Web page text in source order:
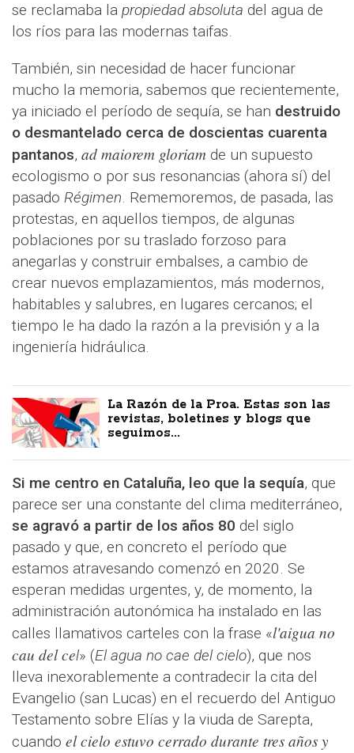
se reclamaba la propiedad absoluta del agua de
los ríos para las modernas taifas.
También, sin necesidad de hacer funcionar
mucho la memoria, sabemos que recientemente,
ya iniciado el período de sequía, se han destruido
o desmantelado cerca de doscientas cuarenta
pantanos, ad maiorem gloriam de un supuesto
ecologismo o por sus resonancias (ahora sí) del
pasado Régimen. Rememoremos, de pasada, las
protestas, en aquellos tiempos, de algunas
poblaciones por su traslado forzoso para
anegarlas y construir embalses, a cambio de
crear nuevos emplazamientos, más modernos,
habitables y salubres, en lugares cercanos; el
tiempo le ha dado la razón a la previsión y a la
ingeniería hidráulica.
La Razón de la Proa. Estas son las
revistas, boletines y blogs que
seguimos...
Si me centro en Cataluña, leo que la sequía, que
parece ser una constante del clima mediterráneo,
se agravó a partir de los años 80 del siglo
pasado y que, en concreto el período que
estamos atravesando comenzó en 2020. Se
esperan medidas urgentes, y, de momento, la
administración autonómica ha instalado en las
calles llamativos carteles con la frase «l'aigua no
cau del cel» (El agua no cae del cielo), que nos
lleva inexorablemente a contradecir la cita del
Evangelio (san Lucas) en el recuerdo del Antiguo
Testamento sobre Elías y la viuda de Sarepta,
cuando el cielo estuvo cerrado durante tres años y